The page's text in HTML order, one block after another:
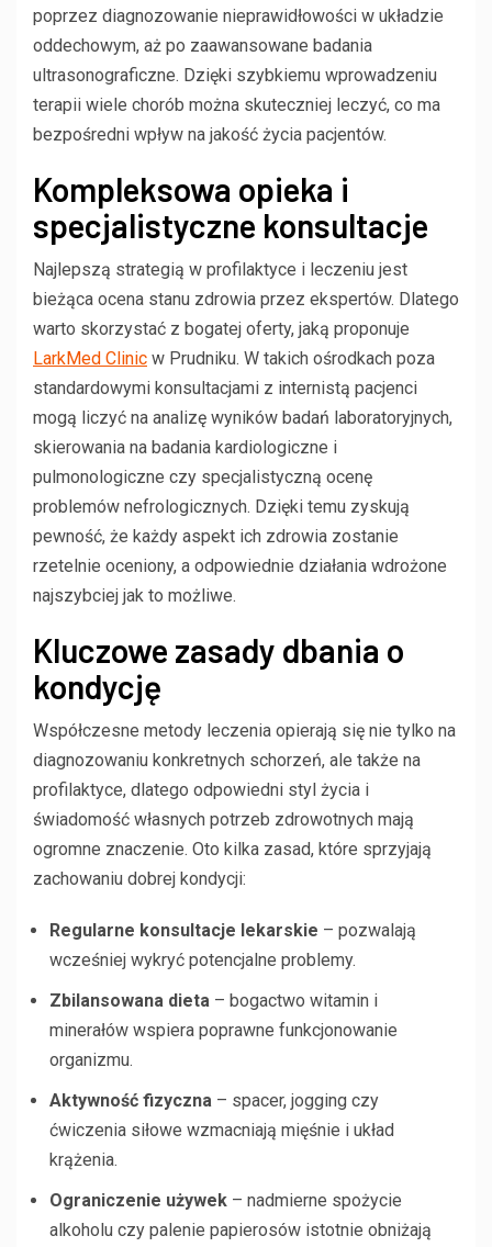
poprzez diagnozowanie nieprawidłowości w układzie
oddechowym, aż po zaawansowane badania
ultrasonograficzne. Dzięki szybkiemu wprowadzeniu
terapii wiele chorób można skuteczniej leczyć, co ma
bezpośredni wpływ na jakość życia pacjentów.
Kompleksowa opieka i
specjalistyczne konsultacje
Najlepszą strategią w profilaktyce i leczeniu jest
bieżąca ocena stanu zdrowia przez ekspertów. Dlatego
warto skorzystać z bogatej oferty, jaką proponuje
LarkMed Clinic w Prudniku. W takich ośrodkach poza
standardowymi konsultacjami z internistą pacjenci
mogą liczyć na analizę wyników badań laboratoryjnych,
skierowania na badania kardiologiczne i
pulmonologiczne czy specjalistyczną ocenę
problemów nefrologicznych. Dzięki temu zyskują
pewność, że każdy aspekt ich zdrowia zostanie
rzetelnie oceniony, a odpowiednie działania wdrożone
najszybciej jak to możliwe.
Kluczowe zasady dbania o
kondycję
Współczesne metody leczenia opierają się nie tylko na
diagnozowaniu konkretnych schorzeń, ale także na
profilaktyce, dlatego odpowiedni styl życia i
świadomość własnych potrzeb zdrowotnych mają
ogromne znaczenie. Oto kilka zasad, które sprzyjają
zachowaniu dobrej kondycji:
Regularne konsultacje lekarskie – pozwalają
wcześniej wykryć potencjalne problemy.
Zbilansowana dieta – bogactwo witamin i
minerałów wspiera poprawne funkcjonowanie
organizmu.
Aktywność fizyczna – spacer, jogging czy
ćwiczenia siłowe wzmacniają mięśnie i układ
krążenia.
Ograniczenie używek – nadmierne spożycie
alkoholu czy palenie papierosów istotnie obniżają